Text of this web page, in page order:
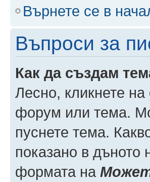
Върнете се в
Въпроси за
Как да създам
Лесно, кликнете
форум или тема.
пуснете тема.
показано в
формата на